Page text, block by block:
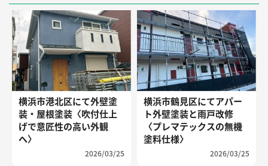
横浜市港北区にて外壁塗
装・屋根塗装〈吹付仕上
げで意匠性の高い外観
へ〉
2026/03/25
横浜市鶴見区にてアパー
ト外壁塗装と雨戸改修
〈プレマテックスの無機
塗料仕様〉
2026/03/25